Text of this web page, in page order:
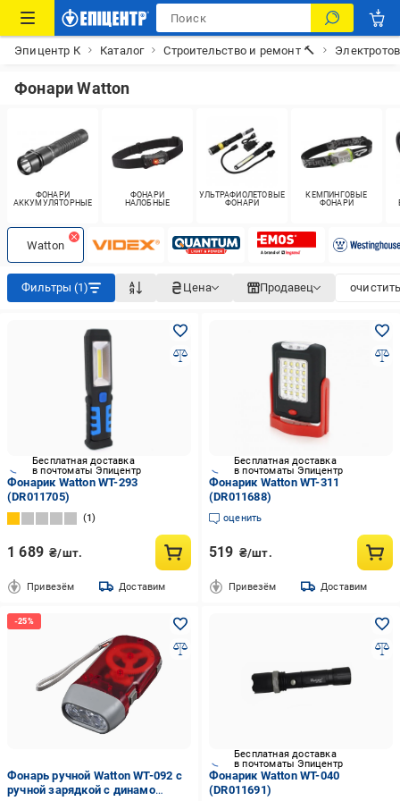
Эпицентр К Каталог Строительство и ремонт 🔨
Фонари Watton
ФОНАРИ
АККУМУЛЯТОРНЫЕ
ФОНАРИ
НАЛОБНЫЕ
УЛЬТРАФИОЛЕТОВЫЕ
ФОНАРИ
КЕМПИНГОВЫЕ
ФОНАРИ
Watton
Фильтры (1) Цена Продавец
Бесплатная доставка
в почтоматы Эпицентр
Фонарик Watton WT-293
(DR011705)
1
1 689 ₴/шт.
Привезём Доставим
Бесплатная доставка
в почтоматы Эпицентр
Фонарик Watton WT-311
(DR011688)
оценить
519 ₴/шт.
Привезём Доставим
Фонарь ручной Watton WT-092 с
ручной зарядкой с динамо
Бесплатная доставка
в почтоматы Эпицентр
Фонарик Watton WT-040
(DR011691)